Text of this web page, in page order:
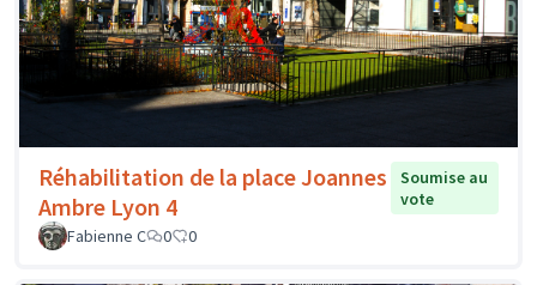
Réhabilitation de la place Joannes
Ambre Lyon 4
Soumise au
vote
Fabienne C
0 0